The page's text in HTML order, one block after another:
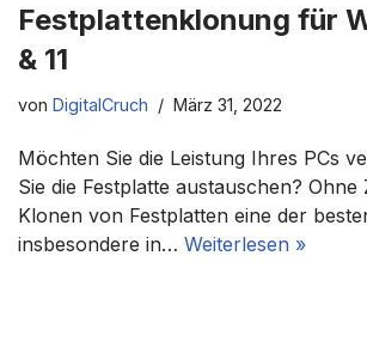
Festplattenklonung für
& 11
von DigitalCruch März 31, 2022
Möchten Sie die Leistung Ihres PCs
Sie die Festplatte austauschen? Ohne
Klonen von Festplatten eine der
insbesondere in… Weiterlesen »